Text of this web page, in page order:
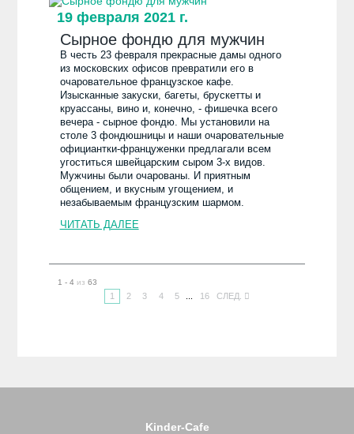
19 февраля 2021 г.
Сырное фондю для мужчин
В честь 23 февраля прекрасные дамы одного
из московских офисов превратили его в
очаровательное французское кафе.
Изысканные закуски, багеты, брускетты и
круассаны, вино и, конечно, - фишечка всего
вечера - сырное фондю. Мы установили на
столе 3 фондюшницы и наши очаровательные
официантки-француженки предлагали всем
угоститься швейцарским сыром 3-х видов.
Мужчины были очарованы. И приятным
общением, и вкусным угощением, и
незабываемым французским шармом.
ЧИТАТЬ ДАЛЕЕ
1 - 4 из 63
1 2 3 4 5 16 СЛЕД.
Kinder-Cafe